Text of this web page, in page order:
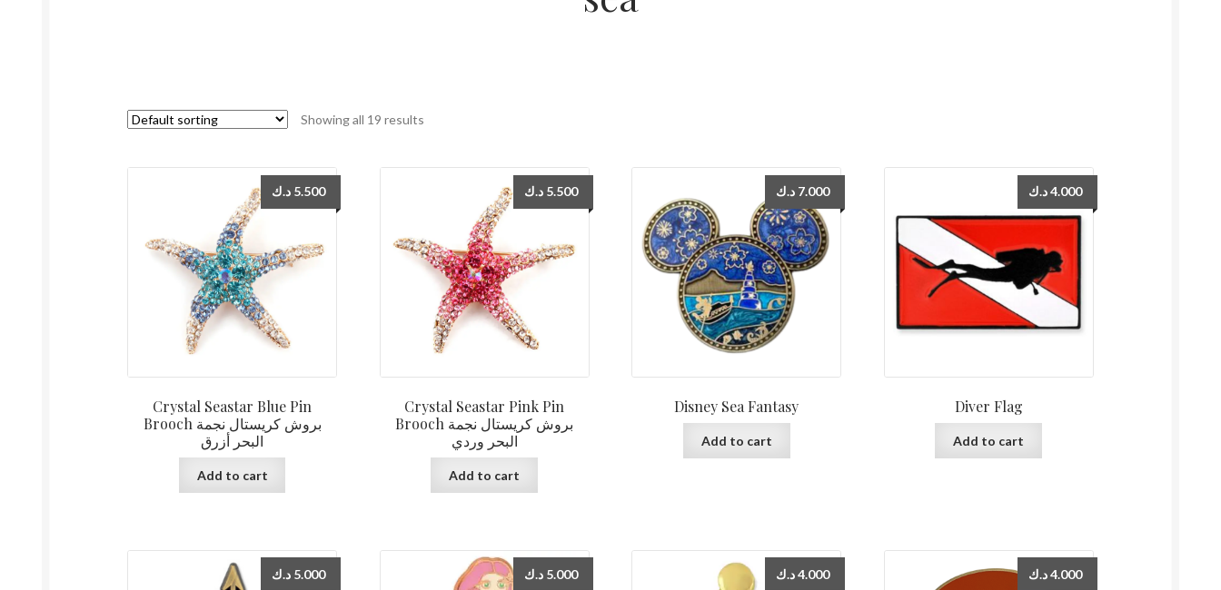
Showing all 19 results
Crystal Seastar Blue Pin
Brooch بروش كريستال نجمة
البحر أزرق
5.500 د.ك
Add to cart
Crystal Seastar Pink Pin
Brooch بروش كريستال نجمة
البحر وردي
5.500 د.ك
Add to cart
Disney Sea Fantasy
7.000 د.ك
Add to cart
Diver Flag
4.000د.ك
Add to cart
5.000 د.ك 5.000 د.ك 4.000 د.ك 4.000د.ك